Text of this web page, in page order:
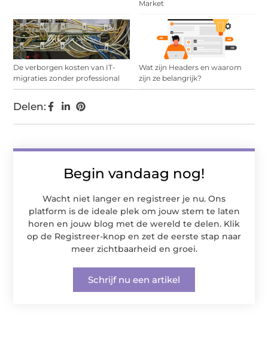
Market
De verborgen kosten van IT-
migraties zonder professional
Wat zijn Headers en waarom
zijn ze belangrijk?
Begin vandaag nog!
Wacht niet langer en registreer je nu. Ons
platform is de ideale plek om jouw stem te laten
horen en jouw blog met de wereld te delen. Klik
op de Registreer-knop en zet de eerste stap naar
meer zichtbaarheid en groei.
Schrijf nu een artikel
Delen: